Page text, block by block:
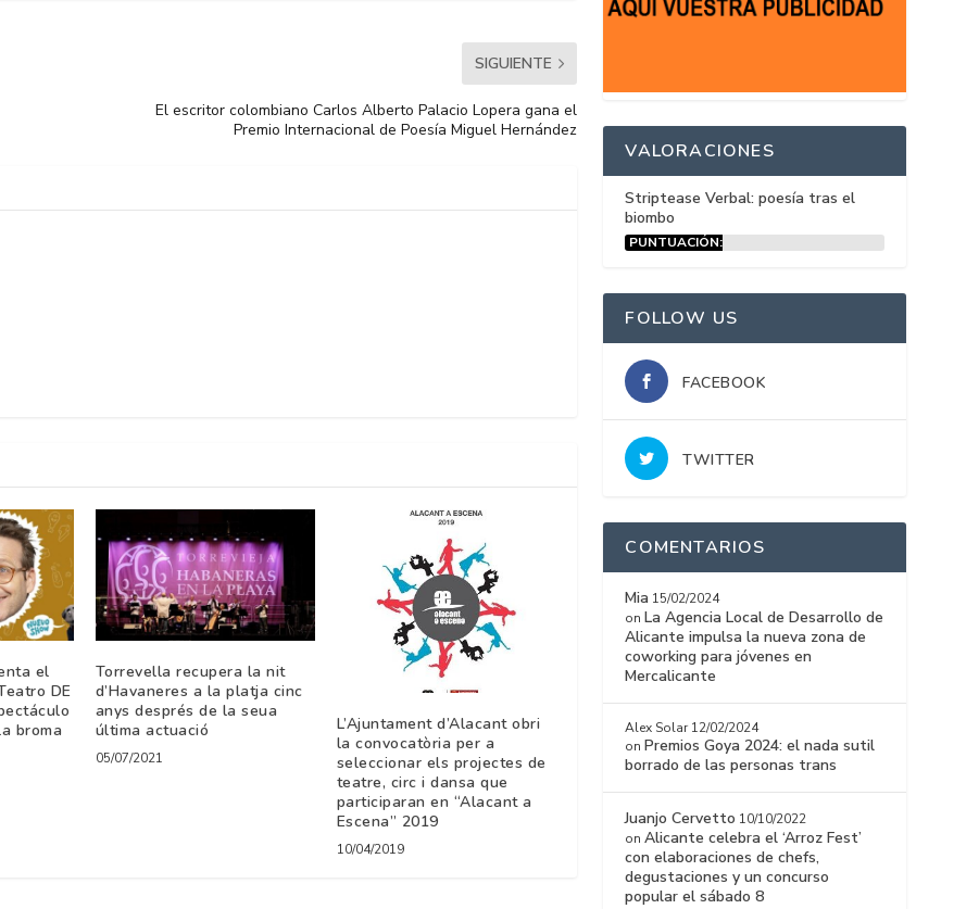
SIGUIENTE
El escritor colombiano Carlos Alberto Palacio Lopera gana el
Premio Internacional de Poesía Miguel Hernández
el
DE
broma
Torrevella recupera la nit
d’Havaneres a la platja cinc
anys després de la seua
última actuació
05/07/2021
L’Ajuntament d’Alacant obri
la convocatòria per a
seleccionar els projectes de
teatre, circ i dansa que
participaran en “Alacant a
Escena” 2019
10/04/2019
VALORACIONES
Striptease Verbal: poesía tras el
biombo
PUNTUACIÓN:
FOLLOW US
FACEBOOK
TWITTER
COMENTARIOS
Mia 15/02/2024
on La Agencia Local de Desarrollo de
Alicante impulsa la nueva zona de
coworking para jóvenes en
Mercalicante
Alex Solar 12/02/2024
on Premios Goya 2024: el nada sutil
borrado de las personas trans
Juanjo Cervetto 10/10/2022
onAlicante celebra el ‘Arroz Fest’
con elaboraciones de chefs,
degustaciones y un concurso
popular el sábado 8